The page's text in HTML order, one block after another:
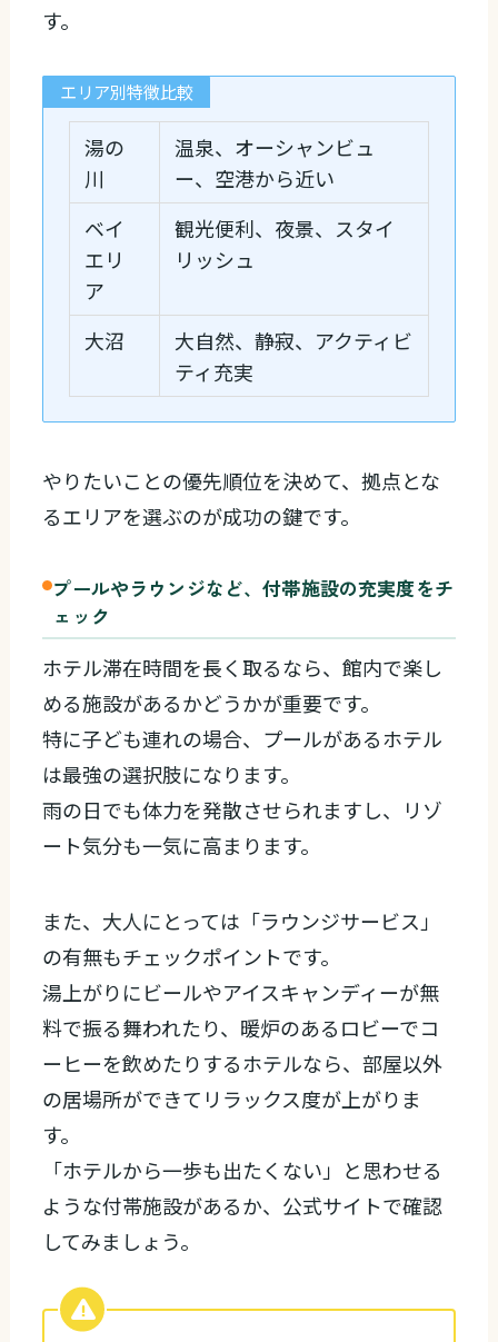
す。
エリア別特徴比較
湯の
川
温泉、オーシャンビュ
ー、空港から近い
ベイ
エリ
ア
観光便利、夜景、スタイ
リッシュ
大沼
大自然、静寂、アクティビ
ティ充実
やりたいことの優先順位を決めて、拠点とな
るエリアを選ぶのが成功の鍵です。
プールやラウンジなど、付帯施設の充実度をチ
ェック
ホテル滞在時間を長く取るなら、館内で楽し
める施設があるかどうかが重要です。
特に子ども連れの場合、プールがあるホテル
は最強の選択肢になります。
雨の日でも体力を発散させられますし、リゾ
ート気分も一気に高まります。
また、大人にとっては「ラウンジサービス」
の有無もチェックポイントです。
湯上がりにビールやアイスキャンディーが無
料で振る舞われたり、暖炉のあるロビーでコ
ーヒーを飲めたりするホテルなら、部屋以外
の居場所ができてリラックス度が上がりま
す。
「ホテルから一歩も出たくない」と思わせる
ような付帯施設があるか、公式サイトで確認
してみましょう。